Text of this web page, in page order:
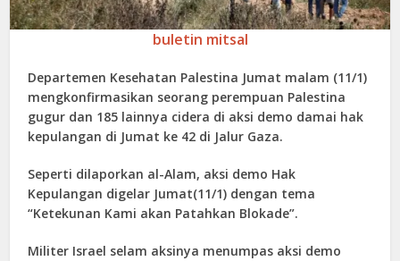
buletin mitsal
Departemen Kesehatan Palestina Jumat malam (11/1)
mengkonfirmasikan seorang perempuan Palestina
gugur dan 185 lainnya cidera di aksi demo damai hak
kepulangan di Jumat ke 42 di Jalur Gaza.
Seperti dilaporkan al-Alam, aksi demo Hak
Kepulangan digelar Jumat(11/1) dengan tema
“Ketekunan Kami akan Patahkan Blokade”.
Militer Israel selam aksinya menumpas aksi demo